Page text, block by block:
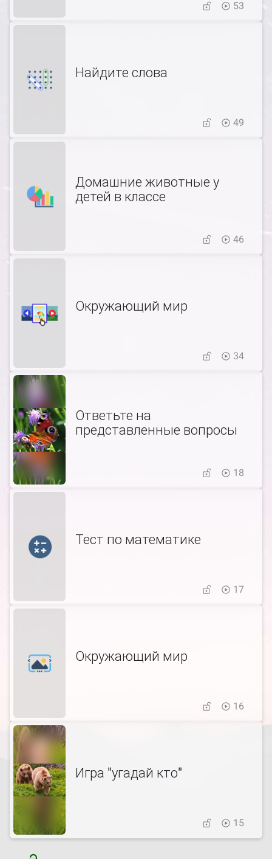
53
Найдите слова
49
Домашние животные у
детей в классе
46
Окружающий мир
34
Ответьте на
представленные вопросы
18
Тест по математике
17
Окружающий мир
16
Игра "угадай кто"
15